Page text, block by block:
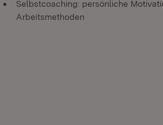
Selbstcoaching: persönliche
Arbeitsmethoden